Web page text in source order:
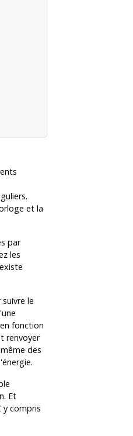
et la
par
les
le
fonction
renvoyer
des
Et
compris